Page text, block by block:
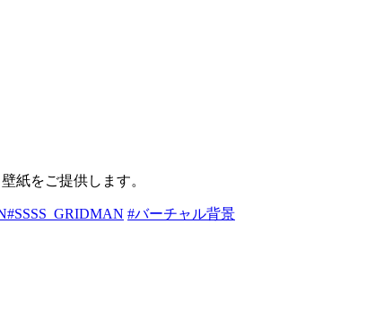
紙をご提供します。
#SSSS_GRIDMAN #バーチャル背景